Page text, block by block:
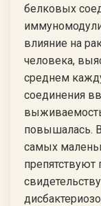
белковых
влияние на
человека,
среднем
соединения
повышалась.
самых
препятствуют